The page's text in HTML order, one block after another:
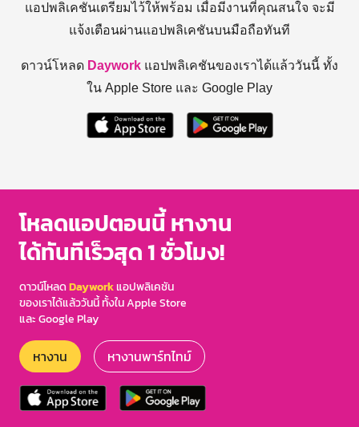
แอปพลิเคชันเตรียมไว้ให้พร้อม เมื่อมีงานที่คุณสนใจ จะมี
แจ้งเตือนผ่านแอปพลิเคชันบนมือถือทันที
ดาวน์โหลด Daywork แอปพลิเคชันของเราได้แล้ววันนี้ ทั้ง
ใน Apple Store และ Google Play
โหลดแอปตอนนี้ หางาน
ได้ทันทีเร็วสุด 1 ชั่วโมง!
ดาวน์โหลดDayworkแอปพลิเคชัน
ของเราได้แล้ววันนี้ ทั้งใน Apple Store
และ Google Play
หางาน หางานพาร์ทไทม์